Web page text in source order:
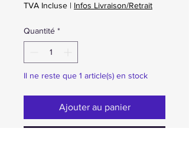
TVA Incluse | Infos Livraison/Retrait
Quantité *
Il ne reste que 1 article(s) en stock
Ajouter au panier